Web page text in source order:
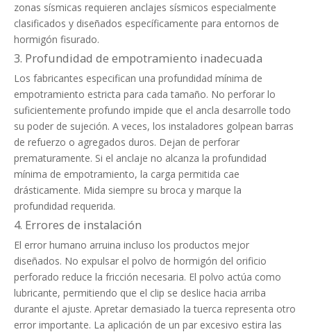
zonas sísmicas requieren anclajes sísmicos especialmente
clasificados y diseñados específicamente para entornos de
hormigón fisurado.
3. Profundidad de empotramiento inadecuada
Los fabricantes especifican una profundidad mínima de
empotramiento estricta para cada tamaño. No perforar lo
suficientemente profundo impide que el ancla desarrolle todo
su poder de sujeción. A veces, los instaladores golpean barras
de refuerzo o agregados duros. Dejan de perforar
prematuramente. Si el anclaje no alcanza la profundidad
mínima de empotramiento, la carga permitida cae
drásticamente. Mida siempre su broca y marque la
profundidad requerida.
4. Errores de instalación
El error humano arruina incluso los productos mejor
diseñados. No expulsar el polvo de hormigón del orificio
perforado reduce la fricción necesaria. El polvo actúa como
lubricante, permitiendo que el clip se deslice hacia arriba
durante el ajuste. Apretar demasiado la tuerca representa otro
error importante. La aplicación de un par excesivo estira las